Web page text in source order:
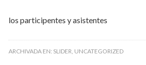
los participentes y asistentes
ARCHIVADA EN: SLIDER, UNCATEGORIZED